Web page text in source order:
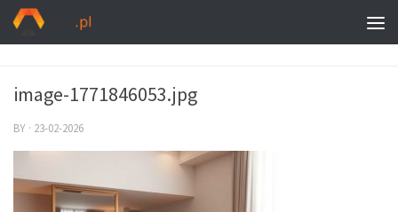
image-1771846053.jpg
BY · 23-02-2026